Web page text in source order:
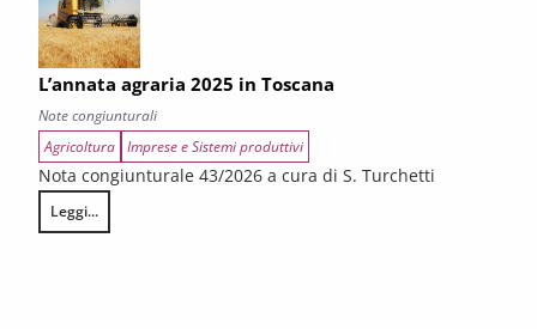
L’annata agraria 2025 in Toscana
Note congiunturali
Agricoltura Imprese e Sistemi produttivi
Nota congiunturale 43/2026 a cura di S. Turchetti
Leggi...
L’annata agraria 2025 in Toscana